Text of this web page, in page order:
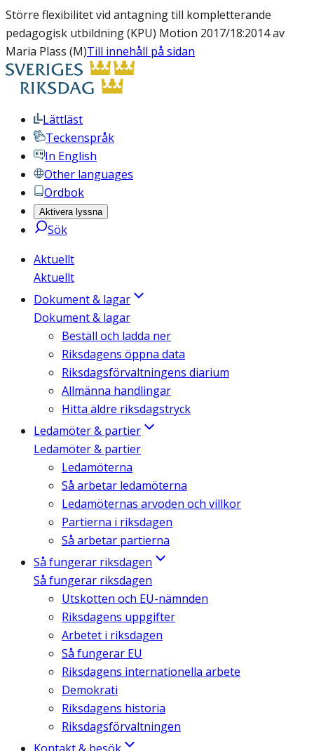
Större flexibilitet vid antagning till kompletterande
pedagogisk utbildning (KPU) Motion 2017/18:2014 av
Maria Plass (M)Till innehåll på sidan
Lättläst
Teckenspråk
In English
Other languages
Ordbok
Aktivera lyssna
Sök
Aktuellt
Aktuellt
Dokument & lagar
Dokument & lagar
Beställ och ladda ner
Riksdagens öppna data
Riksdagsförvaltningens diarium
Allmänna handlingar
Hitta äldre riksdagstryck
Ledamöter & partier
Ledamöter & partier
Ledamöterna
Så arbetar ledamöterna
Ledamöternas arvoden och villkor
Partierna i riksdagen
Så arbetar partierna
Så fungerar riksdagen
Så fungerar riksdagen
Utskotten och EU-nämnden
Riksdagens uppgifter
Arbetet i riksdagen
Så fungerar EU
Riksdagens internationella arbete
Demokrati
Riksdagens historia
Riksdagsförvaltningen